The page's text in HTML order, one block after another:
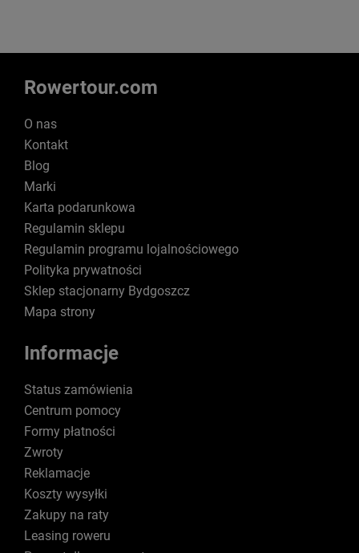
Rowertour.com
O nas
Kontakt
Blog
Marki
Karta podarunkowa
Regulamin sklepu
Regulamin programu lojalnościowego
Polityka prywatności
Sklep stacjonarny Bydgoszcz
Mapa strony
Informacje
Status zamówienia
Centrum pomocy
Formy płatności
Zwroty
Reklamacje
Koszty wysyłki
Zakupy na raty
Leasing roweru